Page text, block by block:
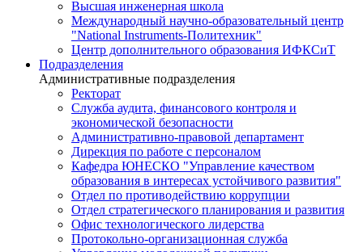
Высшая инженерная школа
Международный научно-образовательный центр
"National Instruments-Политехник"
Центр дополнительного образования ИФКСиТ
Подразделения
Административные подразделения
Ректорат
Служба аудита, финансового контроля и
экономической безопасности
Административно-правовой департамент
Дирекция по работе с персоналом
Кафедра ЮНЕСКО "Управление качеством
образования в интересах устойчивого развития"
Отдел по противодействию коррупции
Отдел стратегического планирования и развития
Офис технологического лидерства
Протокольно-организационная служба